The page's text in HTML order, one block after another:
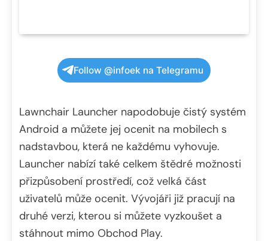
Follow @infoek na Telegramu
Lawnchair Launcher napodobuje čistý systém
Android a můžete jej ocenit na mobilech s
nadstavbou, která ne každému vyhovuje.
Launcher nabízí také celkem štědré možnosti
přizpůsobení prostředí, což velká část
uživatelů může ocenit. Vývojáři již pracují na
druhé verzi, kterou si můžete vyzkoušet a
stáhnout mimo Obchod Play.